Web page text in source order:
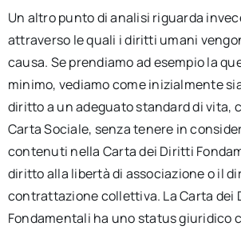
Un altro punto di analisi riguarda
attraverso le quali i diritti umani
causa. Se prendiamo ad esempio la
minimo, vediamo come inizialmente
diritto a un adeguato standard di vita,
Carta Sociale, senza tenere in
contenuti nella Carta dei Diritti
diritto alla libertà di associazione o il
contrattazione collettiva. La Carta dei
Fondamentali ha uno status giuridico